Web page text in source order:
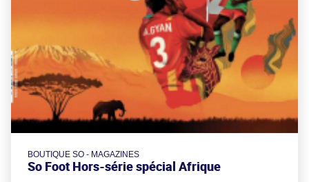
BOUTIQUE SO - MAGAZINES
So Foot Hors-série spécial Afrique